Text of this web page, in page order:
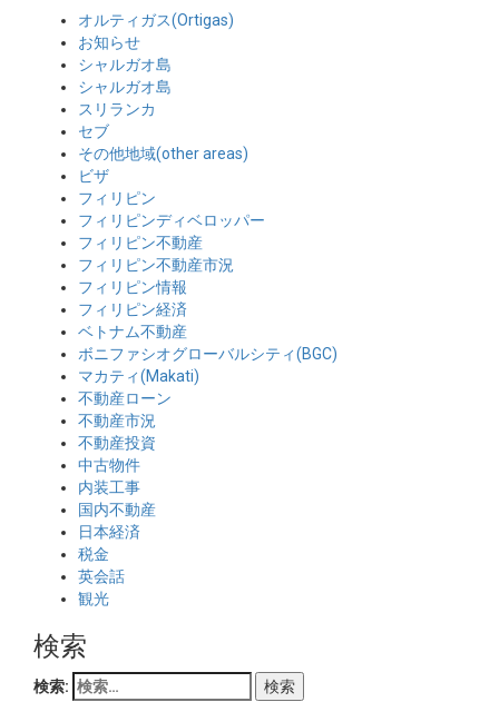
オルティガス(Ortigas)
お知らせ
シャルガオ島
シャルガオ島
スリランカ
セブ
その他地域(other areas)
ビザ
フィリピン
フィリピンディベロッパー
フィリピン不動産
フィリピン不動産市況
フィリピン情報
フィリピン経済
ベトナム不動産
ボニファシオグローバルシティ(BGC)
マカティ(Makati)
不動産ローン
不動産市況
不動産投資
中古物件
内装工事
国内不動産
日本経済
税金
英会話
観光
検索
検索: